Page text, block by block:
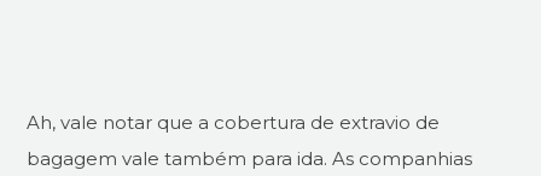
Ah, vale notar que a cobertura de extravio de
bagagem vale também para ida. As companhias